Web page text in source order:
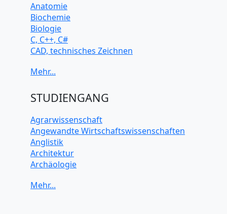
Anatomie
Biochemie
Biologie
C, C++, C#
CAD, technisches Zeichnen
Computerarchitektur
Elektrotechnik
Java
JavaScript
Künstliche Intelligenz
Latein
Makroökonomie
Mechanik
STUDIENGANG
Agrarwissenschaft
Angewandte Wirtschaftswissenschaften
Anglistik
Architektur
Archäologie
Biochemie Wissenschaften